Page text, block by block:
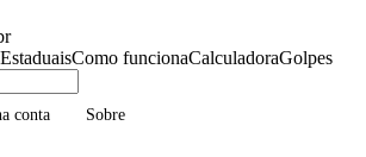
EstaduaisComo funcionaCalculadoraGolpes
conta Sobre